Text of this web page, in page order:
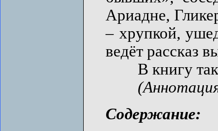
Ариадне,
– хрупкой,
ведёт рассказ
В книгу
Содержание: